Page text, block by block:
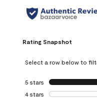
Rating Snapshot
Select a row below to
5 stars stars
4 stars stars